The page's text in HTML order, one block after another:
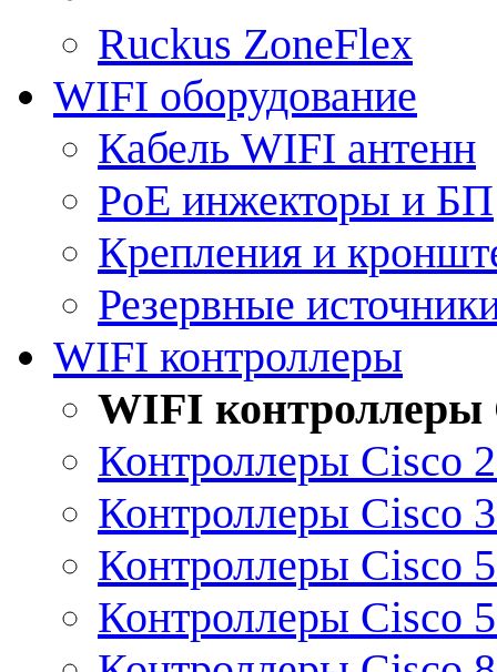
Ruckus ZoneFlex
WIFI оборудование
Кабель WIFI антенн
PoE инжекторы и БП
Крепления и
Резервные
WIFI контроллеры
WIFI контроллеры
Контроллеры Cisco
Контроллеры Cisco
Контроллеры Cisco
Контроллеры Cisco